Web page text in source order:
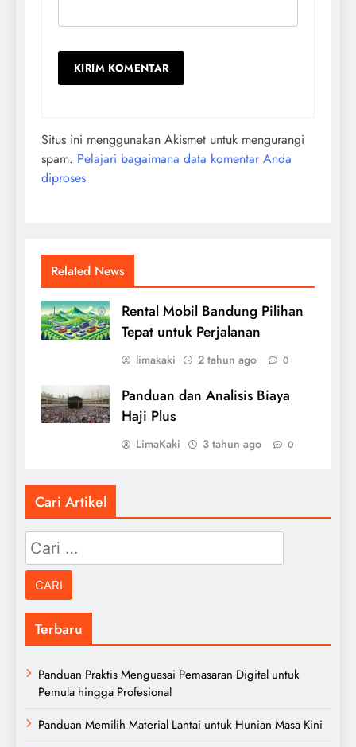
Situs ini menggunakan Akismet untuk mengurangi
spam. Pelajari bagaimana data komentar Anda
diproses
Related News
Rental Mobil Bandung Pilihan
Tepat untuk Perjalanan
limakaki 2 tahun ago 0
Panduan dan Analisis Biaya
Haji Plus
LimaKaki 3 tahun ago 0
Cari Artikel
Cari
untuk:
Terbaru
Panduan Praktis Menguasai Pemasaran Digital untuk
Pemula hingga Profesional
Panduan Memilih Material Lantai untuk Hunian Masa Kini